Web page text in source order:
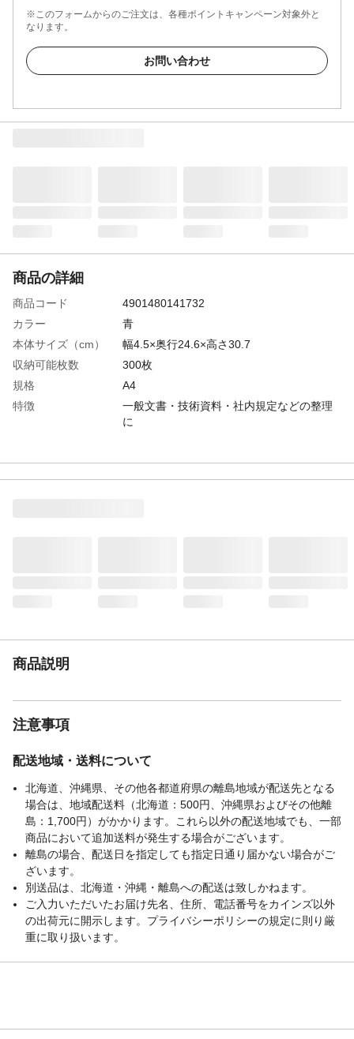
※このフォームからのご注文は、各種ポイントキャンペーン対象外と
なります。
お問い合わせ
商品の詳細
商品コード
4901480141732
カラー
青
本体サイズ（cm）
幅4.5×奥行24.6×高さ30.7
収納可能枚数
300枚
規格
A4
特徴
一般文書・技術資料・社内規定などの整理
に
商品説明
注意事項
配送地域・送料について
北海道、沖縄県、その他各都道府県の離島地域が配送先となる
場合は、地域配送料（北海道：500円、沖縄県およびその他離
島：1,700円）がかかります。これら以外の配送地域でも、一部
商品において追加送料が発生する場合がございます。
離島の場合、配送日を指定しても指定日通り届かない場合がご
ざいます。
別送品は、北海道・沖縄・離島への配送は致しかねます。
ご入力いただいたお届け先名、住所、電話番号をカインズ以外
の出荷元に開示します。プライバシーポリシーの規定に則り厳
重に取り扱います。